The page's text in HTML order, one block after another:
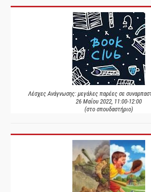
Λέσχες Ανάγνωσης: μεγάλες παρέες σε
26 Μαΐου 2022, 11:00-12:00
(στο σπουδαστήριο)